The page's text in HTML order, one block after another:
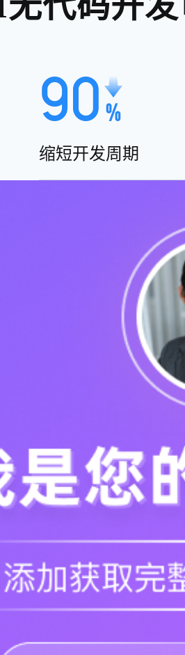
缩短开发周期
+ 拖拽式配置”的方式敏捷搭
如何助力
批发零售 工程建筑